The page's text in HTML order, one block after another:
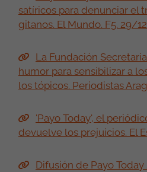
satíricos para denunciar el
gitanos. El Mundo. F5. 29/
La Fundación
humor para sensibilizar a
los tópicos. Periodistas
'Payo Today', el
devuelve los prejuicios. El
Difusión de Payo Today